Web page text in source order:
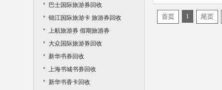
巴士国际旅游券回收
锦江国际旅游卡 旅游券回收
上航旅游券 假期旅游券
大众国际旅游券回收
新华书券回收
上海书城书券回收
新华书香卡回收
首页 1 尾页